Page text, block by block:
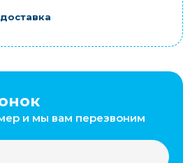
и мы вам перезвоним